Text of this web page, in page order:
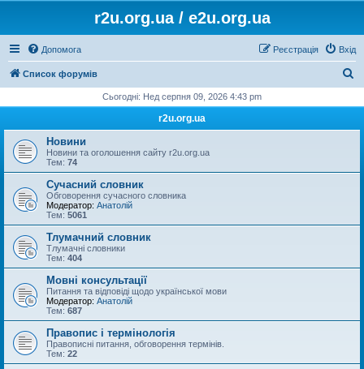
r2u.org.ua / e2u.org.ua
Допомога Вхід
Реєстрація
Список форумів
у
Сьогодні: Нед серпня 09, 2026 4:43 pm
r2u.org.ua
Новини
Новини та оголошення сайту r2u.org.ua
Тем: 74
Сучасний словник
Обговорення сучасного словника
Модератор: Анатолій
Тем: 5061
Тлумачний словник
Тлумачні словники
Тем: 404
Мовні консультації
Питання та відповіді щодо української мови
Модератор: Анатолій
Тем: 687
Правопис і термінологія
Правописні питання, обговорення термінів.
Тем: 22